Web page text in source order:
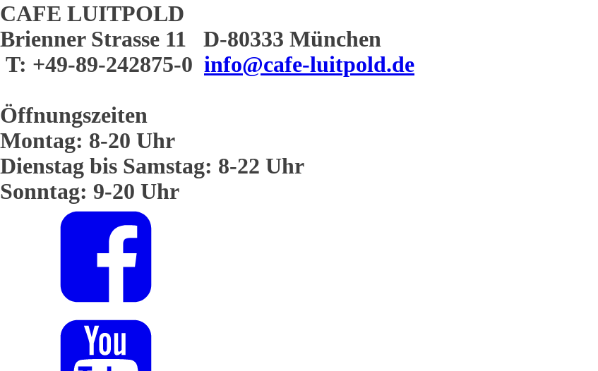
CAFE LUITPOLD
Brienner Strasse 11 D-80333 München
T: +49-89-242875-0 info@cafe-luitpold.de
Öffnungszeiten
Montag: 8-20 Uhr
Dienstag bis Samstag: 8-22 Uhr
Sonntag: 9-20 Uhr